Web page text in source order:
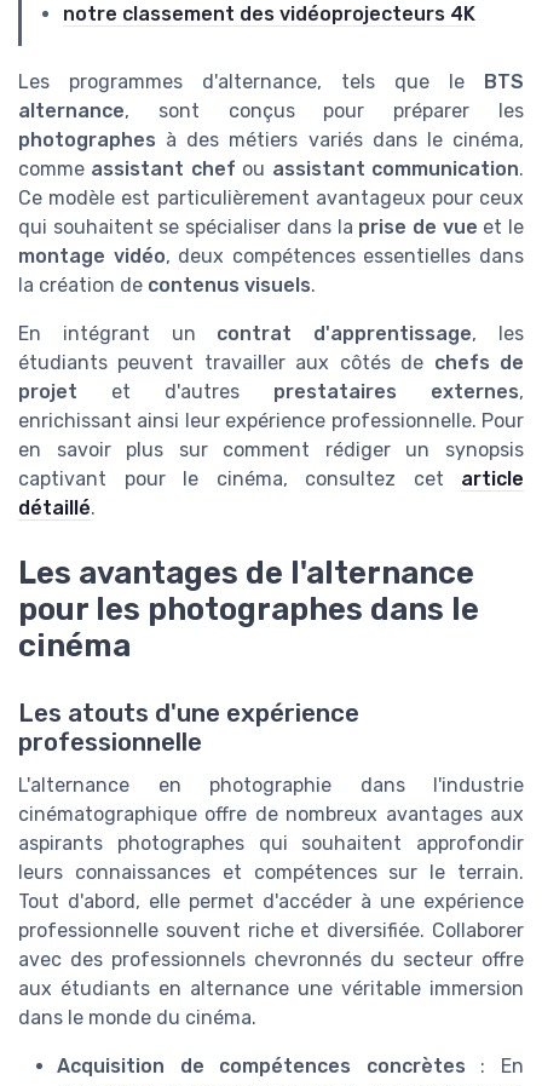
notre classement des vidéoprojecteurs 4K
Les programmes d'alternance, tels que le BTS
alternance, sont conçus pour préparer les
photographes à des métiers variés dans le cinéma,
comme assistant chef ou assistant communication.
Ce modèle est particulièrement avantageux pour ceux
qui souhaitent se spécialiser dans la prise de vue et le
montage vidéo, deux compétences essentielles dans
la création de contenus visuels.
En intégrant un contrat d'apprentissage, les
étudiants peuvent travailler aux côtés de chefs de
projet et d'autres prestataires externes,
enrichissant ainsi leur expérience professionnelle. Pour
en savoir plus sur comment rédiger un synopsis
captivant pour le cinéma, consultez cet article
détaillé.
Les avantages de l'alternance
pour les photographes dans le
cinéma
Les atouts d'une expérience
professionnelle
L'alternance en photographie dans l'industrie
cinématographique offre de nombreux avantages aux
aspirants photographes qui souhaitent approfondir
leurs connaissances et compétences sur le terrain.
Tout d'abord, elle permet d'accéder à une expérience
professionnelle souvent riche et diversifiée. Collaborer
avec des professionnels chevronnés du secteur offre
aux étudiants en alternance une véritable immersion
dans le monde du cinéma.
Acquisition de compétences concrètes : En